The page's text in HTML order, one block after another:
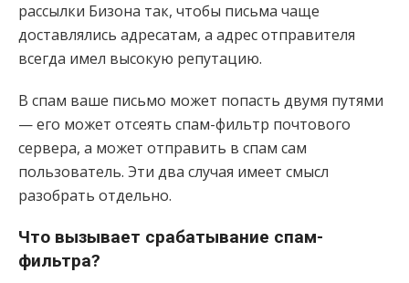
рассылки Бизона так, чтобы письма чаще
доставлялись адресатам, а адрес отправителя
всегда имел высокую репутацию.
В спам ваше письмо может попасть двумя путями
— его может отсеять спам-фильтр почтового
сервера, а может отправить в спам сам
пользователь. Эти два случая имеет смысл
разобрать отдельно.
Что вызывает срабатывание спам-
фильтра?